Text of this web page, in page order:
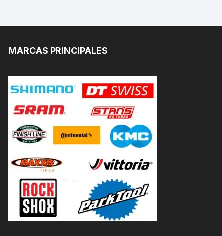
MARCAS PRINCIPALES